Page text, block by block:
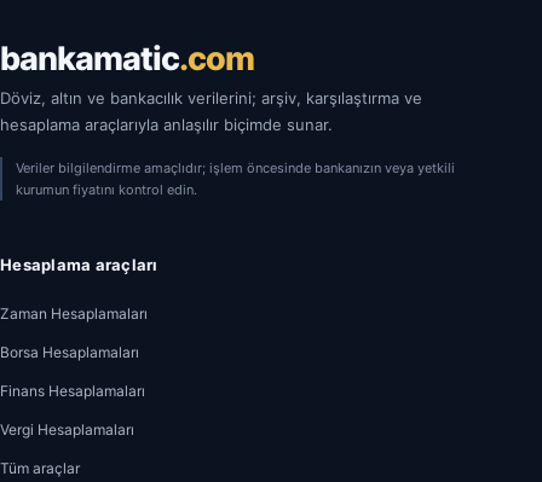
bankamatic.com
Döviz, altın ve bankacılık verilerini; arşiv, karşılaştırma ve
hesaplama araçlarıyla anlaşılır biçimde sunar.
Veriler bilgilendirme amaçlıdır; işlem öncesinde bankanızın veya yetkili
kurumun fiyatını kontrol edin.
Hesaplama araçları
Zaman Hesaplamaları
Borsa Hesaplamaları
Finans Hesaplamaları
Vergi Hesaplamaları
Tüm araçlar